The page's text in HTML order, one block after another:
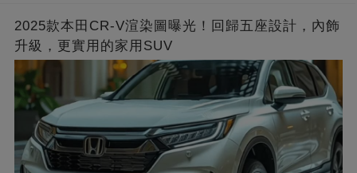
2025款本田CR-V渲染圖曝光！回歸五座設計，內飾
升級，更實用的家用SUV